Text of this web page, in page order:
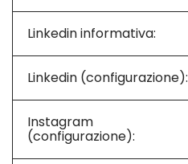
Linkedin informativa:
Linkedin (configurazione):
Instagram
(configurazione):